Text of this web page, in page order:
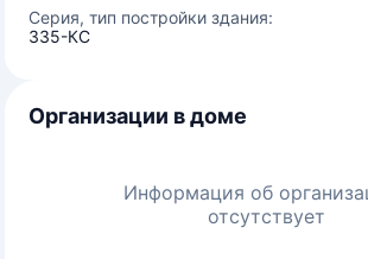
Серия, тип постройки здания:
335-КС
Организации в доме
Информация об
отсутствует